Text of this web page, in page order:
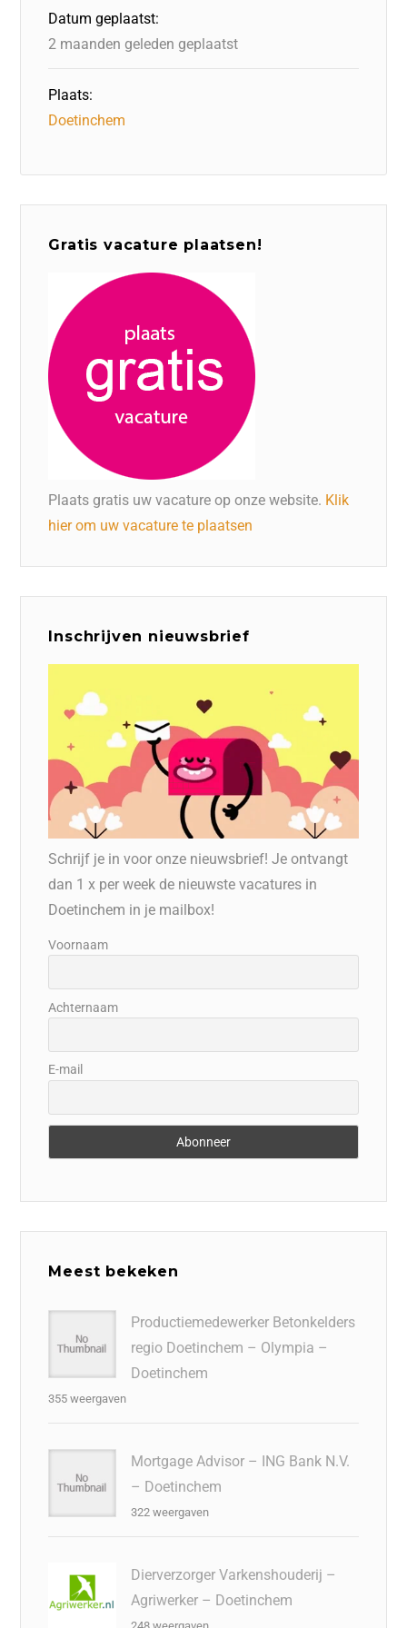
k
Datum geplaatst:
2 maanden geleden geplaatst
Plaats:
Doetinchem
Gratis vacature plaatsen!
Plaats gratis uw vacature op onze website. Klik
hier om uw vacature te plaatsen
Inschrijven nieuwsbrief
Schrijf je in voor onze nieuwsbrief! Je ontvangt
dan 1 x per week de nieuwste vacatures in
Doetinchem in je mailbox!
Voornaam
Achternaam
E-mail
Meest bekeken
Productiemedewerker Betonkelders
regio Doetinchem – Olympia –
Doetinchem
355 weergaven
Mortgage Advisor – ING Bank N.V.
– Doetinchem
322 weergaven
Dierverzorger Varkenshouderij –
Agriwerker – Doetinchem